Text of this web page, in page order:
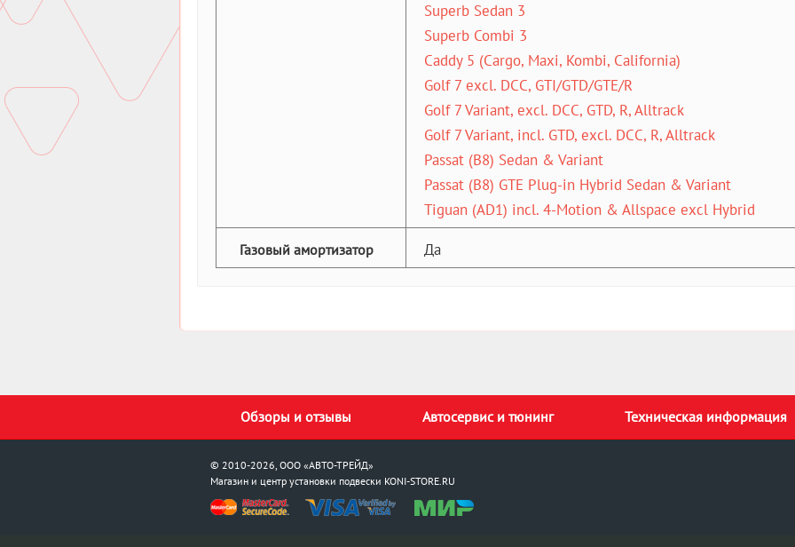
Superb Sedan 3
Superb Combi 3
Caddy 5 (Cargo, Maxi, Kombi, California)
Golf 7 excl. DCC, GTI/GTD/GTE/R
Golf 7 Variant, excl. DCC, GTD, R, Alltrack
Golf 7 Variant, incl. GTD, excl. DCC, R, Alltrack
Passat (B8) Sedan & Variant
Passat (B8) GTE Plug-in Hybrid Sedan & Variant
Tiguan (AD1) incl. 4-Motion & Allspace excl Hybrid
Газовый амортизатор Да
Обзоры и отзывы Автосервис и тюнинг Техническая информация
© 2010-2026, ООО «АВТО-ТРЕЙД»
Магазин и центр установки подвески KONI-STORE.RU